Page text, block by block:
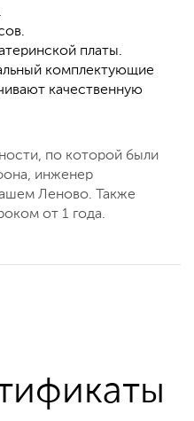
платы.
комплектующие
качественную
по которой были
инженер
Леново. Также
от 1 года.